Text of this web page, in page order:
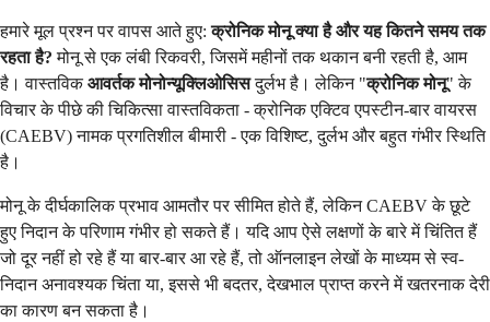
हमारे मूल प्रश्न पर वापस आते हुए:क्रोनिक मोनू क्या है और यह कितने समय तक
रहता है? मोनू से एक लंबी रिकवरी, जिसमें महीनों तक थकान बनी रहती है, आम
है। वास्तविकआवर्तक मोनोन्यूक्लिओसिसदुर्लभ है। लेकिन "क्रोनिक मोनू" के
विचार के पीछे की चिकित्सा वास्तविकता - क्रोनिक एक्टिव एपस्टीन-बार वायरस
(CAEBV) नामक प्रगतिशील बीमारी - एक विशिष्ट, दुर्लभ और बहुत गंभीर स्थिति
है।
मोनू के दीर्घकालिक प्रभाव आमतौर पर सीमित होते हैं, लेकिन CAEBV के छूटे
हुए निदान के परिणाम गंभीर हो सकते हैं। यदि आप ऐसे लक्षणों के बारे में चिंतित हैं
जो दूर नहीं हो रहे हैं या बार-बार आ रहे हैं, तो ऑनलाइन लेखों के माध्यम से स्व-
निदान अनावश्यक चिंता या, इससे भी बदतर, देखभाल प्राप्त करने में खतरनाक देरी
का कारण बन सकता है।